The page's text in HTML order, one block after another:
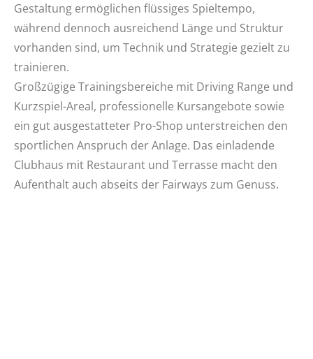
Gestaltung ermöglichen flüssiges Spieltempo,
während dennoch ausreichend Länge und Struktur
vorhanden sind, um Technik und Strategie gezielt zu
trainieren.
Großzügige Trainingsbereiche mit Driving Range und
Kurzspiel-Areal, professionelle Kursangebote sowie
ein gut ausgestatteter Pro-Shop unterstreichen den
sportlichen Anspruch der Anlage. Das einladende
Clubhaus mit Restaurant und Terrasse macht den
Aufenthalt auch abseits der Fairways zum Genuss.